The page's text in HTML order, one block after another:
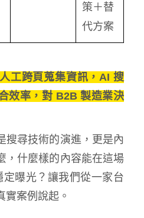
策＋替
代方案
工跨頁蒐集資訊，AI 搜
效率，對 B2B 製造業決
搜尋技術的演進，更是內
，什麼樣的內容能在這場
曝光？讓我們從一家台
實案例說起。